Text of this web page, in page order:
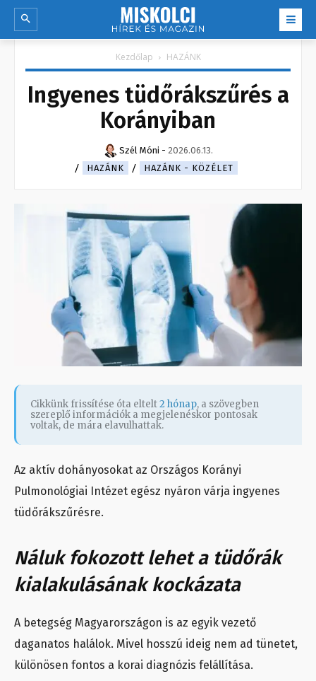
Kezdőlap HAZÁNK
Ingyenes tüdőrákszűrés a
Korányiban
Szél Móni - 2026.06.13.
HAZÁNK
HAZÁNK - KÖZÉLET
Cikkünk frissítése óta eltelt2 hónap, a szövegben
szereplő információk a megjelenéskor pontosak
voltak, de mára elavulhattak.
Az aktív dohányosokat az Országos Korányi
Pulmonológiai Intézet egész nyáron várja ingyenes
tüdőrákszűrésre.
Náluk fokozott lehet a tüdőrák
kialakulásának kockázata
A betegség Magyarországon is az egyik vezető
daganatos halálok. Mivel hosszú ideig nem ad tünetet,
különösen fontos a korai diagnózis felállítása.